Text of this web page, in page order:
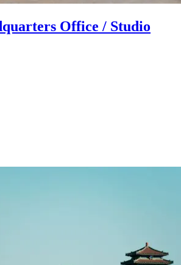
Office / Studio